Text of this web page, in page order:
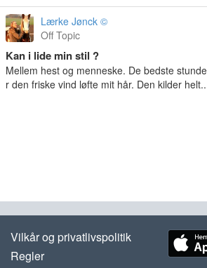
Lærke Jønck ©
Off Topic
Kan i lide min stil ?
Mellem hest og menneske. De bedste
r den friske vind løfte mit hår. Den kilder
Vilkår og privatlivspolitik
Regler